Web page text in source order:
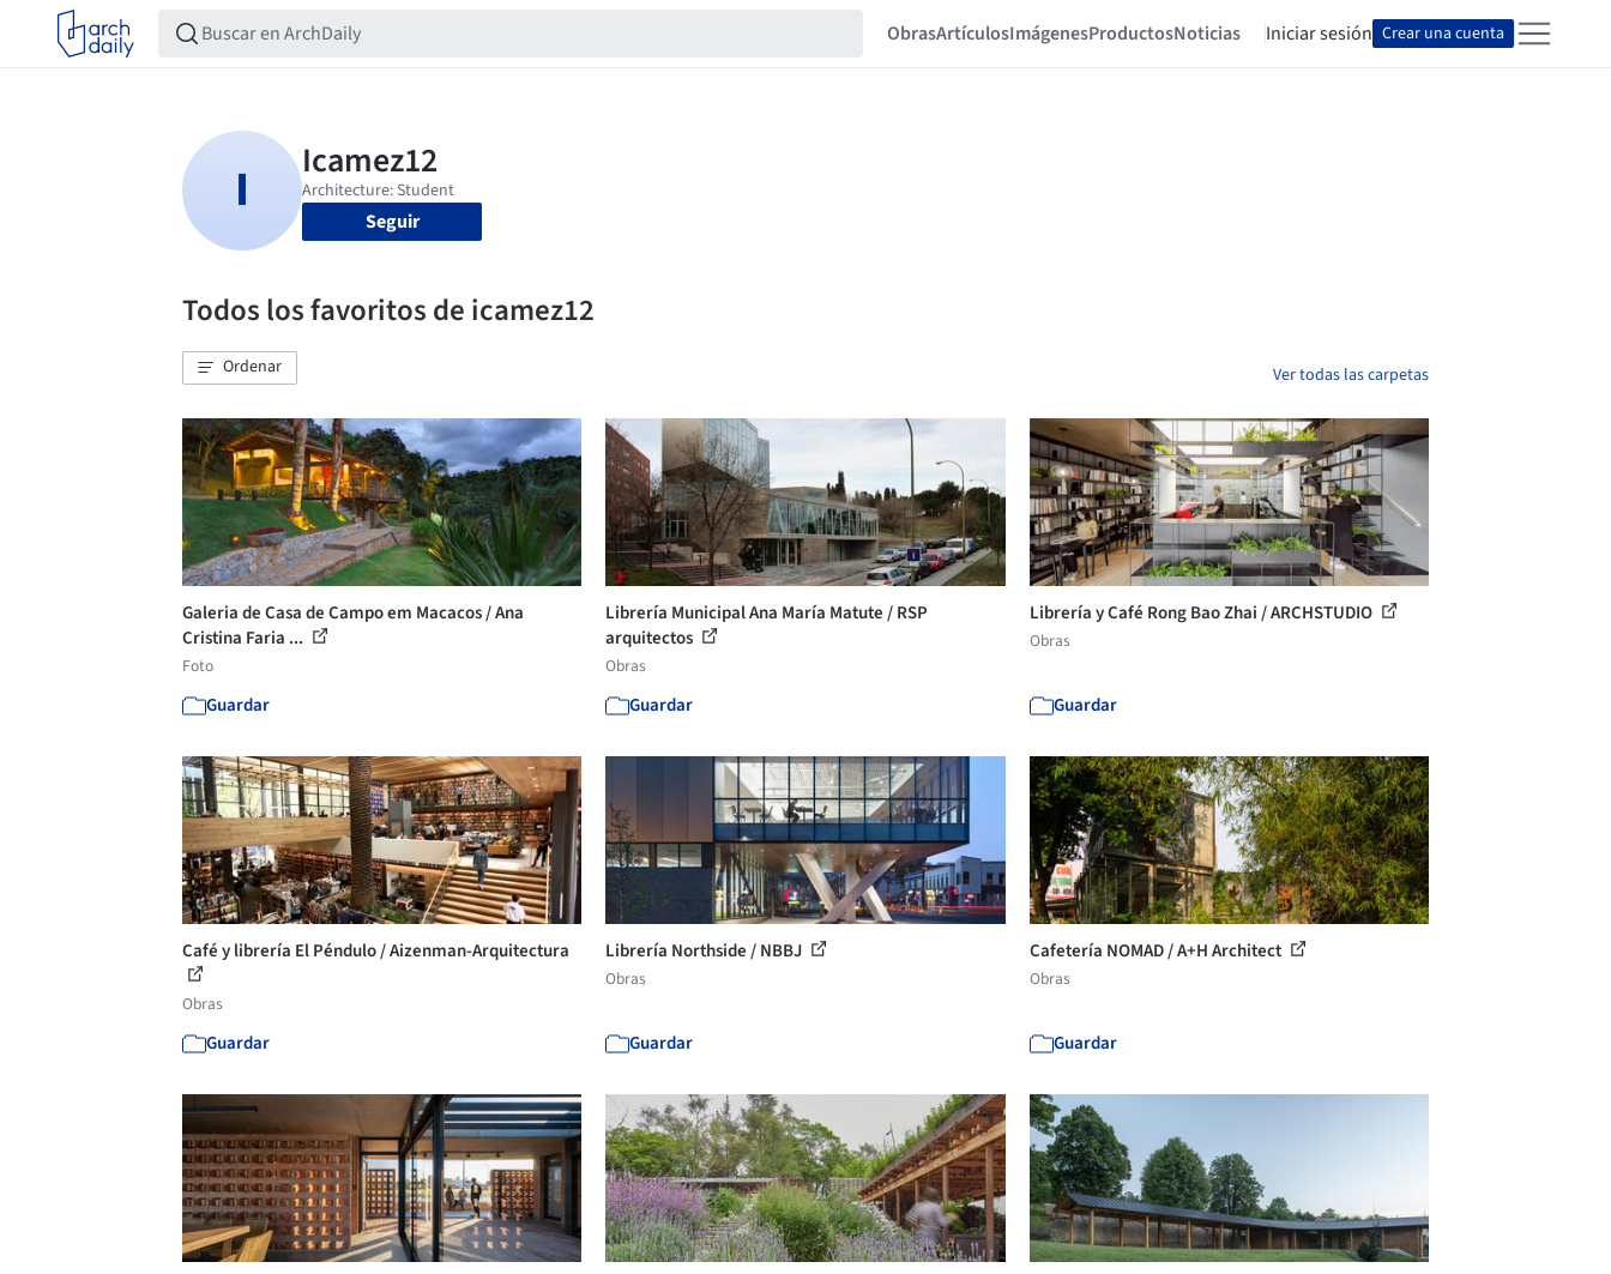
ObrasArtículosImágenesProductosNoticias Iniciar sesión Crear una cuenta
Seguir
Todos los favoritos de icamez12
Ordenar Ver todas las carpetas
Galeria de Casa de Campo em Macacos / Ana
Cristina Faria ...
Foto
Guardar
Librería Municipal Ana María Matute / RSP
arquitectos
Obras
Guardar
Librería y Café Rong Bao Zhai / ARCHSTUDIO
Obras
Guardar
Café y librería El Péndulo / Aizenman-Arquitectura
Obras
Guardar
Librería Northside / NBBJ
Obras
Guardar
Cafetería NOMAD / A+H Architect
Obras
Guardar